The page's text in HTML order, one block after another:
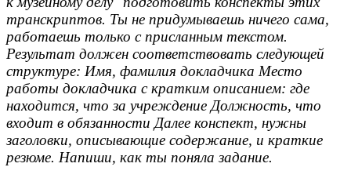
транскриптов. Ты не придумываешь ничего сама,
работаешь только с присланным текстом.
Результат должен соответствовать следующей
структуре: Имя, фамилия докладчика Место
работы докладчика с кратким описанием: где
находится, что за учреждение Должность, что
входит в обязанности Далее конспект, нужны
заголовки, описывающие содержание, и краткие
резюме. Напиши, как ты поняла задание.